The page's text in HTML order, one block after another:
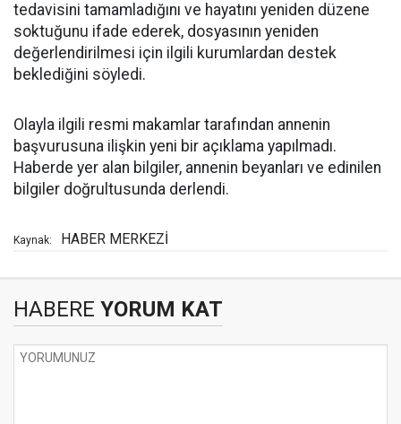
tedavisini tamamladığını ve hayatını yeniden düzene
soktuğunu ifade ederek, dosyasının yeniden
değerlendirilmesi için ilgili kurumlardan destek
beklediğini söyledi.
Olayla ilgili resmi makamlar tarafından annenin
başvurusuna ilişkin yeni bir açıklama yapılmadı.
Haberde yer alan bilgiler, annenin beyanları ve edinilen
bilgiler doğrultusunda derlendi.
Kaynak: HABER MERKEZİ
HABERE YORUM KAT